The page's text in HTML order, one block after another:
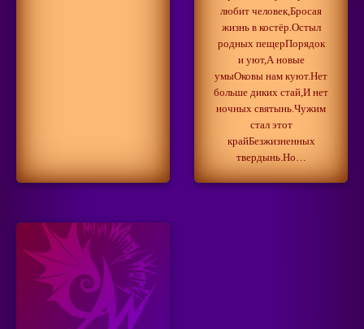
любит человек,Бросая
жизнь в костёр.Остыл
родных пещерПорядок
и уют,А новые
умыОковы нам куют.Нет
больше диких стай,И нет
ночных святынь.Чужим
стал этот
крайБезжизненных
твердынь.Но…